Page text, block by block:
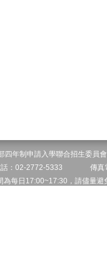
四年制申請入學聯合招生委
話：02-2772-5333 傳
為每日17:00~17:30，請儘量